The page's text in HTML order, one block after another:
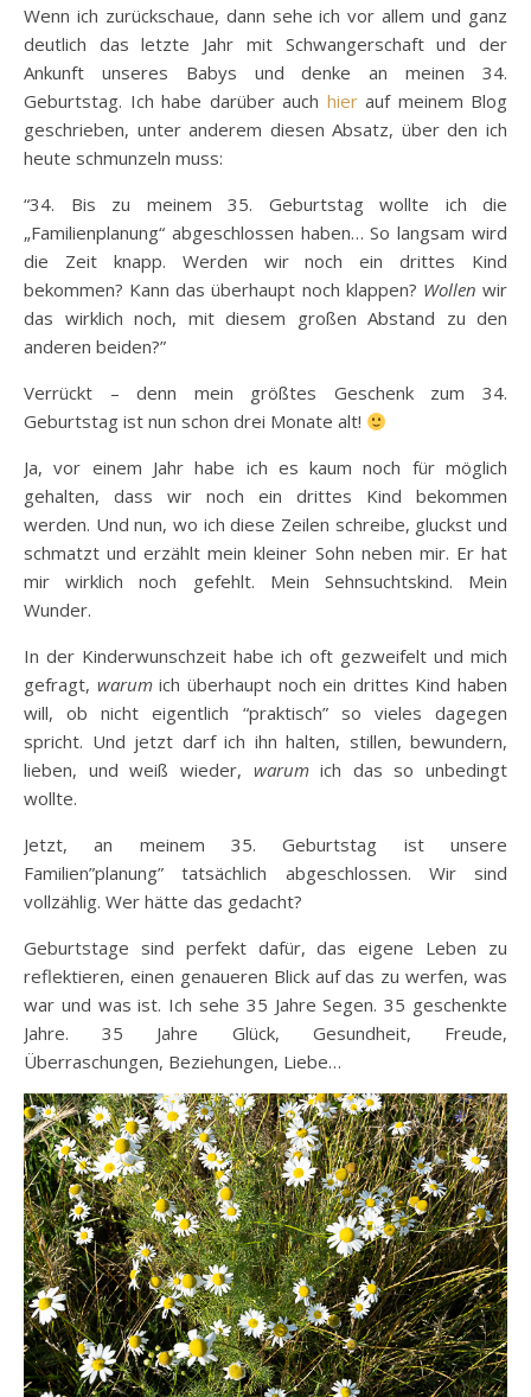
Wenn ich zurückschaue, dann sehe ich vor allem und ganz
deutlich das letzte Jahr mit Schwangerschaft und der
Ankunft unseres Babys und denke an meinen 34.
Geburtstag. Ich habe darüber auch hierauf meinem Blog
geschrieben, unter anderem diesen Absatz, über den ich
heute schmunzeln muss:
“34. Bis zu meinem 35. Geburtstag wollte ich die
„Familienplanung“ abgeschlossen haben… So langsam wird
die Zeit knapp. Werden wir noch ein drittes Kind
bekommen? Kann das überhaupt noch klappen? Wollenwir
das wirklich noch, mit diesem großen Abstand zu den
anderen beiden?”
Verrückt – denn mein größtes Geschenk zum 34.
Geburtstag ist nun schon drei Monate alt!
Ja, vor einem Jahr habe ich es kaum noch für möglich
gehalten, dass wir noch ein drittes Kind bekommen
werden. Und nun, wo ich diese Zeilen schreibe, gluckst und
schmatzt und erzählt mein kleiner Sohn neben mir. Er hat
mir wirklich noch gefehlt. Mein Sehnsuchtskind. Mein
Wunder.
In der Kinderwunschzeit habe ich oft gezweifelt und mich
gefragt, warumich überhaupt noch ein drittes Kind haben
will, ob nicht eigentlich “praktisch” so vieles dagegen
spricht. Und jetzt darf ich ihn halten, stillen, bewundern,
lieben, und weiß wieder, warumich das so unbedingt
wollte.
Jetzt, an meinem 35. Geburtstag ist unsere
Familien”planung” tatsächlich abgeschlossen. Wir sind
vollzählig. Wer hätte das gedacht?
Geburtstage sind perfekt dafür, das eigene Leben zu
reflektieren, einen genaueren Blick auf das zu werfen, was
war und was ist. Ich sehe 35 Jahre Segen. 35 geschenkte
Jahre. 35 Jahre Glück, Gesundheit, Freude,
Überraschungen, Beziehungen, Liebe…